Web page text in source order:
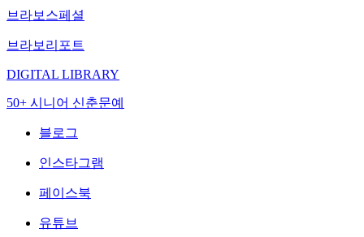
브라보스페셜
브라보리포트
DIGITAL LIBRARY
50+ 시니어 신춘문예
블로그
인스타그램
페이스북
유튜브